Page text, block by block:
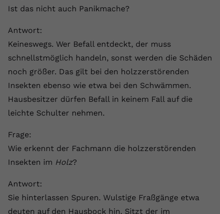
Ist das nicht auch Panikmache?
Antwort:
Keineswegs. Wer Befall entdeckt, der muss
schnellstmöglich handeln, sonst werden die Schäden
noch größer. Das gilt bei den holzzerstörenden
Insekten ebenso wie etwa bei den Schwämmen.
Hausbesitzer dürfen Befall in keinem Fall auf die
leichte Schulter nehmen.
Frage:
Wie erkennt der Fachmann die holzzerstörenden
Insekten im Holz?
Antwort:
Sie hinterlassen Spuren. Wulstige Fraßgänge etwa
deuten auf den Hausbock hin. Sitzt der im